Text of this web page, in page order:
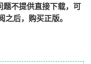
不提供直接下载，可
后，购买正版。